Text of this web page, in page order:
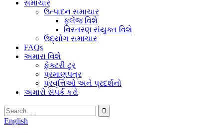
સમાચાર
ઉત્પાદન સમાચાર
ફ્લેંજ વિશે
વિસ્તરણ સંયુક્ત વિશે
ઉદ્યોગ સમાચાર
FAQs
અમારા વિશે
ફેક્ટરી ટૂર
પ્રમાણપત્ર
પ્રવૃત્તિઓ અને પ્રદર્શનો
અમારો સંપર્ક કરો
English